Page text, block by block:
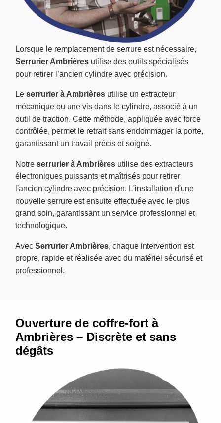
Lorsque le remplacement de serrure est nécessaire,
Serrurier Ambrières utilise des outils spécialisés
pour retirer l’ancien cylindre avec précision.
Le serrurier à Ambrières utilise un extracteur
mécanique ou une vis dans le cylindre, associé à un
outil de traction. Cette méthode, appliquée avec force
contrôlée, permet le retrait sans endommager la porte,
garantissant un travail précis et soigné.
Notre serrurier à Ambrières utilise des extracteurs
électroniques puissants et maîtrisés pour retirer
l'ancien cylindre avec précision. L'installation d'une
nouvelle serrure est ensuite effectuée avec le plus
grand soin, garantissant un service professionnel et
technologique.
Avec Serrurier Ambrières, chaque intervention est
propre, rapide et réalisée avec du matériel sécurisé et
professionnel.
Ouverture de coffre-fort à
Ambrières – Discrète et sans
dégâts